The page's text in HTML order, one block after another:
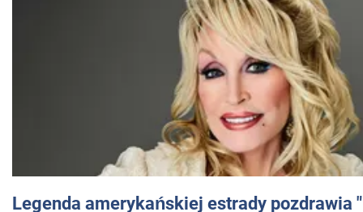
Legenda amerykańskiej estrady pozdrawia